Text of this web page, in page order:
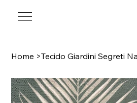
Home >Tecido Giardini Segreti